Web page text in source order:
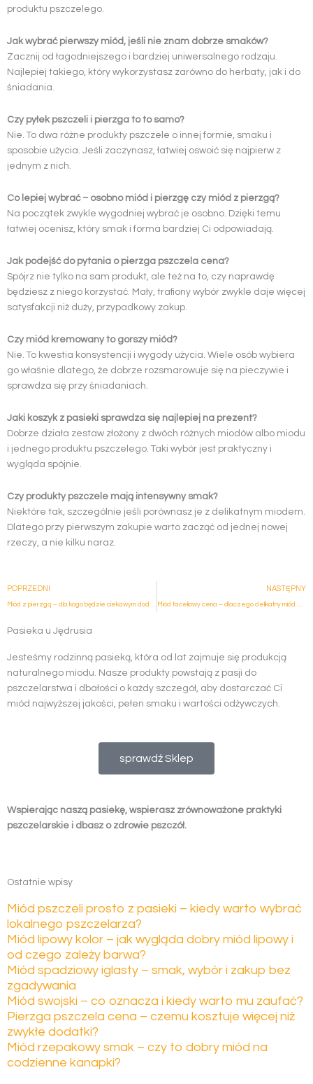
produktu pszczelego.
Jak wybrać pierwszy miód, jeśli nie znam dobrze smaków?
Zacznij od łagodniejszego i bardziej uniwersalnego rodzaju.
Najlepiej takiego, który wykorzystasz zarówno do herbaty, jak i do
śniadania.
Czy pyłek pszczeli i pierzga to to samo?
Nie. To dwa różne produkty pszczele o innej formie, smaku i
sposobie użycia. Jeśli zaczynasz, łatwiej oswoić się najpierw z
jednym z nich.
Co lepiej wybrać – osobno miód i pierzgę czy miód z pierzgą?
Na początek zwykle wygodniej wybrać je osobno. Dzięki temu
łatwiej ocenisz, który smak i forma bardziej Ci odpowiadają.
Jak podejść do pytania o pierzga pszczela cena?
Spójrz nie tylko na sam produkt, ale też na to, czy naprawdę
będziesz z niego korzystać. Mały, trafiony wybór zwykle daje więcej
satysfakcji niż duży, przypadkowy zakup.
Czy miód kremowany to gorszy miód?
Nie. To kwestia konsystencji i wygody użycia. Wiele osób wybiera
go właśnie dlatego, że dobrze rozsmarowuje się na pieczywie i
sprawdza się przy śniadaniach.
Jaki koszyk z pasieki sprawdza się najlepiej na prezent?
Dobrze działa zestaw złożony z dwóch różnych miodów albo miodu
i jednego produktu pszczelego. Taki wybór jest praktyczny i
wygląda spójnie.
Czy produkty pszczele mają intensywny smak?
Niektóre tak, szczególnie jeśli porównasz je z delikatnym miodem.
Dlatego przy pierwszym zakupie warto zacząć od jednej nowej
rzeczy, a nie kilku naraz.
Prev
POPRZEDNI NASTĘPNY
Pasieka u Jędrusia
Jesteśmy rodzinną pasieką, która od lat zajmuje się produkcją
naturalnego miodu. Nasze produkty powstają z pasji do
pszczelarstwa i dbałości o każdy szczegół, aby dostarczać Ci
miód najwyższej jakości, pełen smaku i wartości odżywczych.
sprawdź Sklep
Wspierając naszą pasiekę, wspierasz zrównoważone praktyki
pszczelarskie i dbasz o zdrowie pszczół.
Ostatnie wpisy
Miód pszczeli prosto z pasieki – kiedy warto wybrać
lokalnego pszczelarza?
Miód lipowy kolor – jak wygląda dobry miód lipowy i
od czego zależy barwa?
Miód spadziowy iglasty – smak, wybór i zakup bez
zgadywania
Miód swojski – co oznacza i kiedy warto mu zaufać?
Pierzga pszczela cena – czemu kosztuje więcej niż
zwykłe dodatki?
Miód rzepakowy smak – czy to dobry miód na
codzienne kanapki?